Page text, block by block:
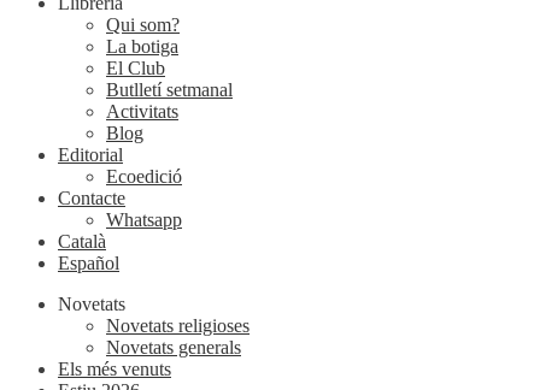
Qui som?
La botiga
El Club
Butlletí setmanal
Activitats
Blog
Editorial
Ecoedició
Contacte
Whatsapp
Català
Español
Novetats
Novetats religioses
Novetats generals
Els més venuts